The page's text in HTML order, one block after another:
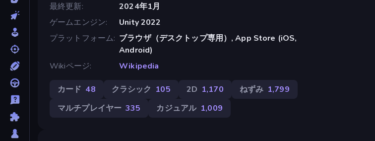
最終更新
2024年1月
ゲームエンジン
Unity 2022
プラットフォーム ブラウザ（デスクトップ専用）, App Store (iOS,
Android)
Wikiページ
Wikipedia
カード 48 クラシック 105 2D 1,170 ねずみ 1,799
マルチプレイヤー 335 カジュアル 1,009